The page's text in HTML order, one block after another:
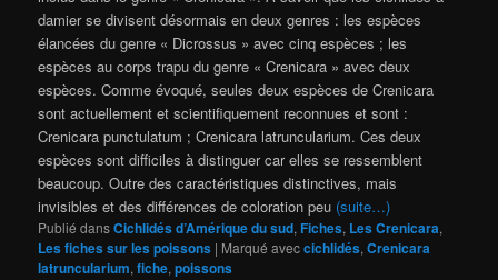
damier se divisent désormais en deux genres : les espèces
élancées du genre « Dicrossus » avec cinq espèces ; les
espèces au corps trapu du genre « Crenicara » avec deux
espèces. Comme évoqué, seules deux espèces de Crenicara
sont actuellement et scientifiquement reconnues et sont :
Crenicara punctulatum ; Crenicara latruncularium. Ces deux
espèces sont difficiles à distinguer car elles se ressemblent
beaucoup. Outre des caractéristiques distinctives, mais
invisibles et des différences de coloration peu (suite…)
Publié dansCichlidés d’Amérique du sud,Fiches, Les Crenicara,
Les fiches sur les poissons | Marqué aveccichlidés,Crenicara
latruncularium,fiche,poissons